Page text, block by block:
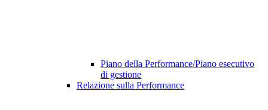
Piano della Performance/Piano esecutivo
di gestione
Relazione sulla Performance